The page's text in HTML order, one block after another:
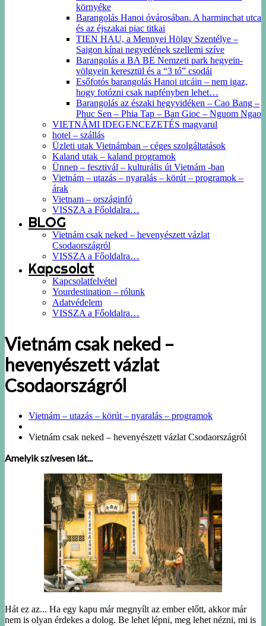
környéke
Barangolás Hanoi óvárosában. A harminchat utca
és az éjszakai piac titkai
TIEN HAU, a Mennyei Hölgy Szentélye –
Saigon kínai negyedének szellemi szíve
Barangolás a BA BE Nemzeti park hegyein-
völgyein keresztül és a “3 tó” csodái
Esőfotós barangolás Hanoi utcáin – nem igaz,
hogy fotózni csak napfényben lehet…
Barangolás az északi hegyvidéken – Cao Bang –
Phuc Sen – Phia Tap – Ban Gioc – Nguom Ngao
VIETNÁMI IDEGENCEZETÉS magyarul
hotel – szállás
Üzleti utak Vietnámban – céges szolgáltatások
Kaland utak – kaland programok
Ünnep – fesztivál – kulturális út Vietnám -ban
Vietnám – utazás – nyaralás – körút – programok –
árak
Vietnam – országinfó
VISSZA a Főoldalra…
BLOG
Vietnám csak neked – hevenyészett vázlat
Csodaországról
VISSZA a Főoldalra…
Kapcsolat
Kapcsolatfelvétel
Yourdestination – rólunk
Adatvédelem
VISSZA a Főoldalra…
Vietnám csak neked –
hevenyészett vázlat
Csodaországról
Vietnám – utazás – körút – nyaralás – programok
Vietnám csak neked – hevenyészett vázlat Csodaországról
Amelyik szívesen lát...
Hát ez az... Ha egy kapu már megnyílt az ember előtt, akkor már
nem is olyan érdekes a dolog. Be lehet lépni, meg lehet nézni, mi is